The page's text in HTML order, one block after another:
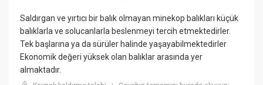
Saldırgan ve yırtıcı bir balık olmayan minekop balıkları küçük
balıklarla ve solucanlarla beslenmeyi tercih etmektedirler.
Tek başlarına ya da sürüler halinde yaşayabilmektedirler
Ekonomik değeri yüksek olan balıklar arasında yer
almaktadır.